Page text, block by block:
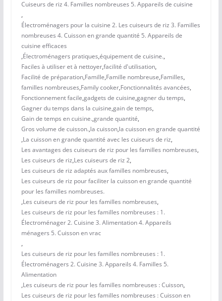
Cuiseurs de riz 4. Familles nombreuses 5. Appareils de cuisine
,
Électroménagers pour la cuisine 2. Les cuiseurs de riz 3. Familles
nombreuses 4. Cuisson en grande quantité 5. Appareils de
cuisine efficaces
,Électroménagers pratiques,équipement de cuisine.,
Faciles à utiliser et à nettoyer,facilité d'utilisation,
Facilité de préparation,Famille,Famille nombreuse,Familles,
familles nombreuses,Family cooker,Fonctionnalités avancées,
Fonctionnement facile,gadgets de cuisine,gagner du temps,
Gagner du temps dans la cuisine,gain de temps,
Gain de temps en cuisine.,grande quantité,
Gros volume de cuisson.,la cuisson,la cuisson en grande quantité
,La cuisson en grande quantité avec les cuiseurs de riz,
Les avantages des cuiseurs de riz pour les familles nombreuses,
Les cuiseurs de riz,Les cuiseurs de riz 2,
Les cuiseurs de riz adaptés aux familles nombreuses,
Les cuiseurs de riz pour faciliter la cuisson en grande quantité
pour les familles nombreuses.
,Les cuiseurs de riz pour les familles nombreuses,
Les cuiseurs de riz pour les familles nombreuses : 1.
Électroménager 2. Cuisine 3. Alimentation 4. Appareils
ménagers 5. Cuisson en vrac
,
Les cuiseurs de riz pour les familles nombreuses : 1.
Électroménagers 2. Cuisine 3. Appareils 4. Familles 5.
Alimentation
,Les cuiseurs de riz pour les familles nombreuses : Cuisson,
Les cuiseurs de riz pour les familles nombreuses : Cuisson en